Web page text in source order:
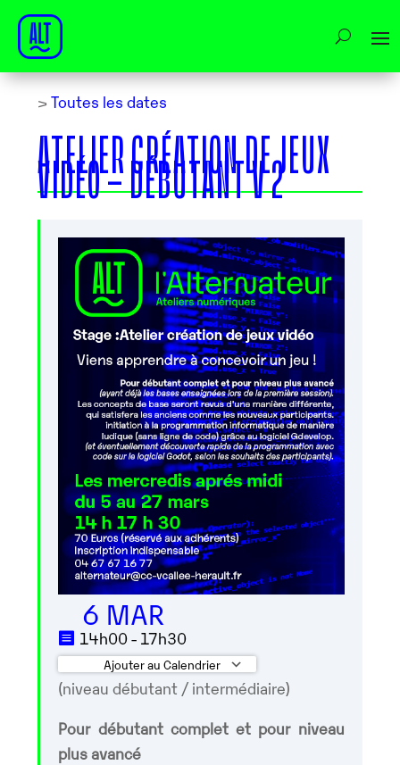
> Toutes les dates
ATELIER CRÉATION DE JEUX
VIDÉO – DÉBUTANT V 2
6 MAR
14h00 - 17h30
Ajouter au Calendrier
Télécharger ICS Calendrier Google
(niveau débutant / intermédiaire)
Pour débutant complet et pour niveau
plus avancé